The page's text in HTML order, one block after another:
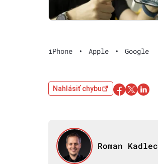
iPhone • Apple • Google
Nahlásiť chybu
Roman Kadlec